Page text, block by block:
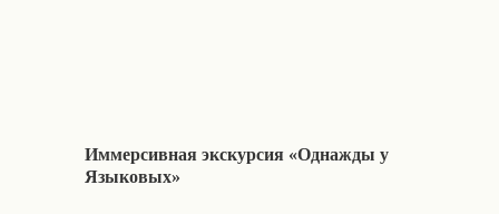
Иммерсивная экскурсия «Однажды у
Языковых»